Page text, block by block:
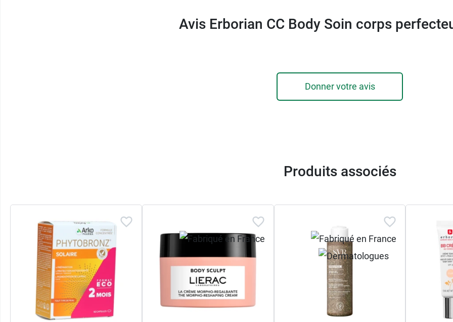
Avis Erborian CC Body Soin corps
Donner votre avis
Produits associés